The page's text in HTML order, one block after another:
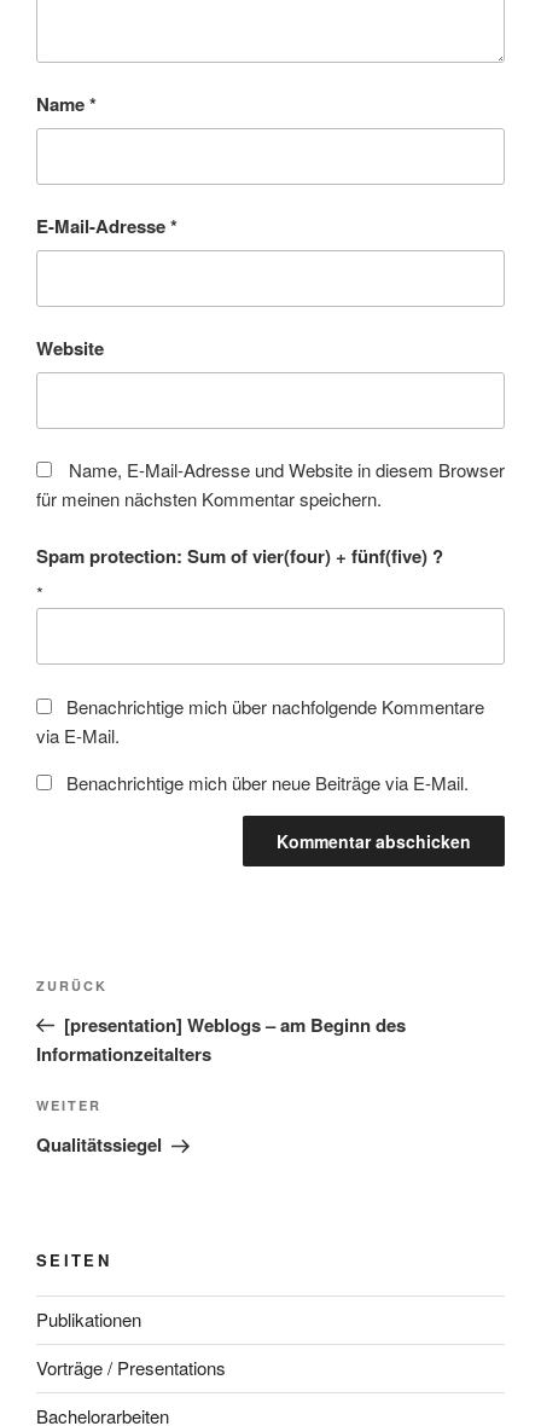
Name*
E-Mail-Adresse*
Website
Name, E-Mail-Adresse und Website in diesem Browser
für meinen nächsten Kommentar speichern.
Spam protection: Sum of vier(four) + fünf(five) ?
*
Benachrichtige mich über nachfolgende Kommentare
via E-Mail.
Benachrichtige mich über neue Beiträge via E-Mail.
Beitragsnavigation
Vorheriger
Beitrag
ZURÜCK
[presentation] Weblogs – am Beginn des
Informationzeitalters
Nächster
Beitrag
WEITER
Qualitätssiegel
SEITEN
Publikationen
Vorträge / Presentations
Bachelorarbeiten